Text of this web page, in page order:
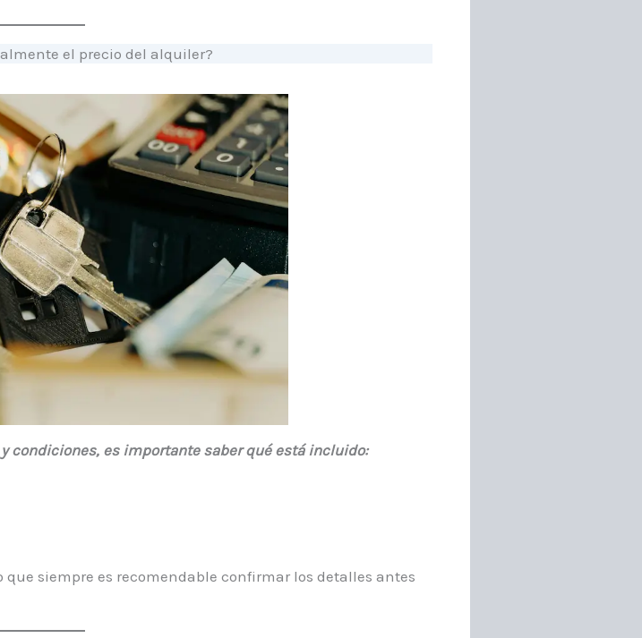
el precio del alquiler?
condiciones, es importante saber qué está incluido:
siempre es recomendable confirmar los detalles antes